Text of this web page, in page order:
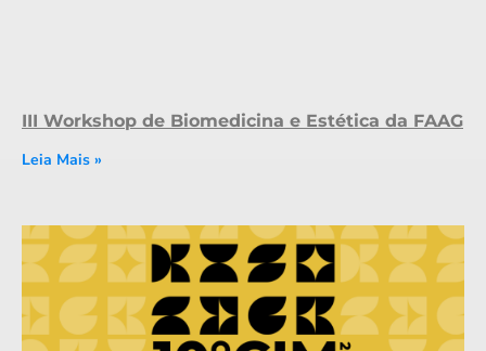
III Workshop de Biomedicina e Estética da FAAG
Leia Mais »